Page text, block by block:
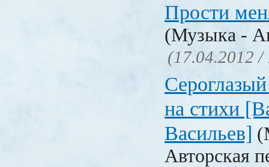
Прости
(Музыка -
(17.04.2012 /
на стихи
Васильев]
Авторская